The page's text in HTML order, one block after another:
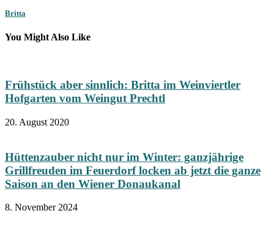
Britta
You Might Also Like
Frühstück aber sinnlich: Britta im Weinviertler
Hofgarten vom Weingut Prechtl
20. August 2020
Hüttenzauber nicht nur im Winter: ganzjährige
Grillfreuden im Feuerdorf locken ab jetzt die ganze
Saison an den Wiener Donaukanal
8. November 2024